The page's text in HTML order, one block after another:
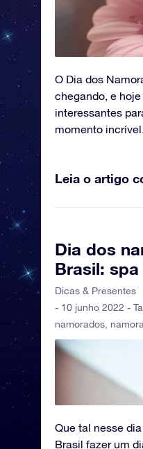
O Dia dos
chegando, e
interessantes
momento incrível.
Leia o artigo
Dia dos
Brasil:
Dicas & Presentes
- 10 junho 2022 -
namorados
Que tal nesse
Brasil fazer um